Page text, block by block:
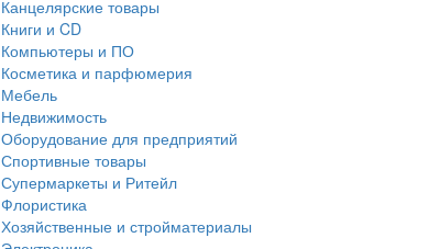
Канцелярские товары
Книги и CD
Компьютеры и ПО
Косметика и парфюмерия
Мебель
Недвижимость
Оборудование для предприятий
Спортивные товары
Супермаркеты и Ритейл
Флористика
Хозяйственные и стройматериалы